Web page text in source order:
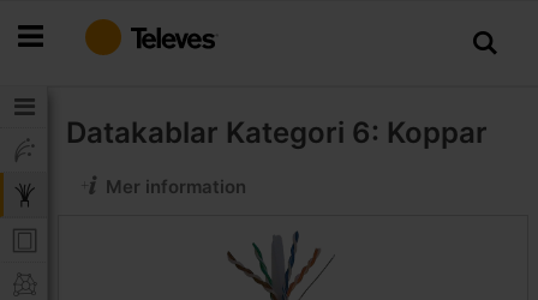
till
Datakablar Kategori 6: Koppar
Mer information